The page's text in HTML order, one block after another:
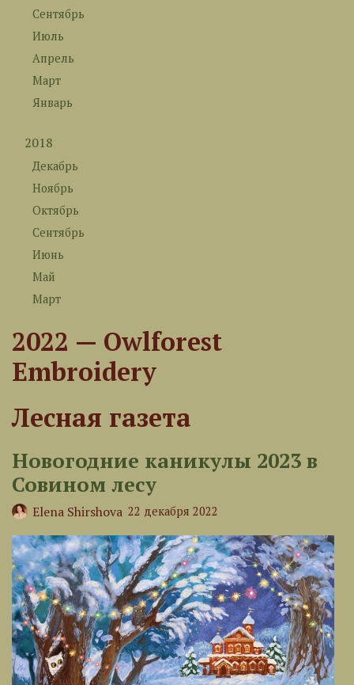
Сентябрь
Июль
Апрель
Март
Январь
2018
Декабрь
Ноябрь
Октябрь
Сентябрь
Июнь
Май
Март
2022 — Owlforest
Embroidery
Лесная газета
Новогодние каникулы 2023 в
Совином лесу
Elena Shirshova 22 декабря 2022